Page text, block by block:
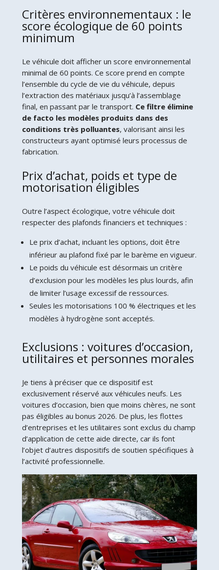
Critères environnementaux : le
score écologique de 60 points
minimum
Le véhicule doit afficher un score environnemental
minimal de 60 points. Ce score prend en compte
l’ensemble du cycle de vie du véhicule, depuis
l’extraction des matériaux jusqu’à l’assemblage
final, en passant par le transport. Ce filtre élimine
de facto les modèles produits dans des
conditions très polluantes, valorisant ainsi les
constructeurs ayant optimisé leurs processus de
fabrication.
Prix d’achat, poids et type de
motorisation éligibles
Outre l’aspect écologique, votre véhicule doit
respecter des plafonds financiers et techniques :
Le prix d’achat, incluant les options, doit être
inférieur au plafond fixé par le barème en vigueur.
Le poids du véhicule est désormais un critère
d’exclusion pour les modèles les plus lourds, afin
de limiter l’usage excessif de ressources.
Seules les motorisations 100 % électriques et les
modèles à hydrogène sont acceptés.
Exclusions : voitures d’occasion,
utilitaires et personnes morales
Je tiens à préciser que ce dispositif est
exclusivement réservé aux véhicules neufs. Les
voitures d’occasion, bien que moins chères, ne sont
pas éligibles au bonus 2026. De plus, les flottes
d’entreprises et les utilitaires sont exclus du champ
d’application de cette aide directe, car ils font
l’objet d’autres dispositifs de soutien spécifiques à
l’activité professionnelle.